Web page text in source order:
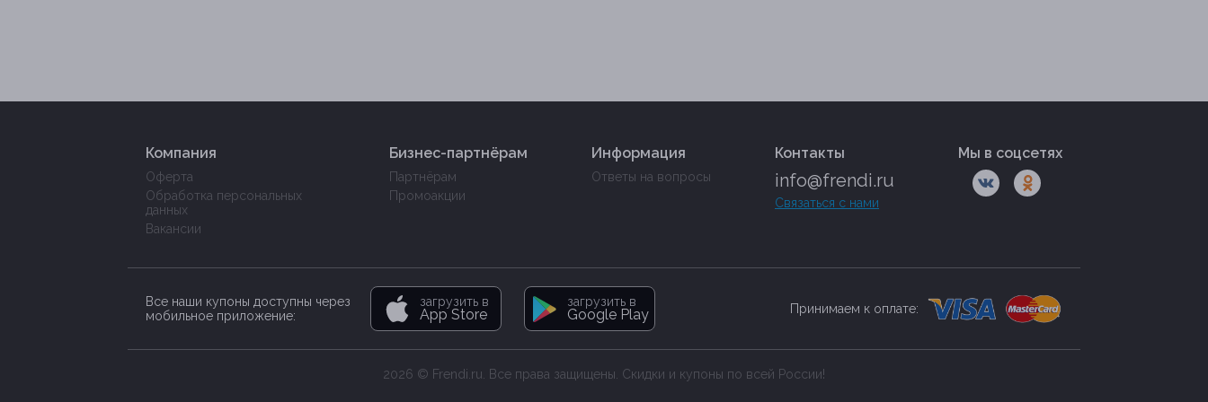
Компания
Оферта
Обработка персональных
данных
Вакансии
Бизнес-партнёрам
Партнёрам
Промоакции
Информация
Ответы на вопросы
Контакты
info@frendi.ru
Связаться с нами
Мы в соцсетях
Все наши купоны доступны через
мобильное приложение:
загрузить в
App Store
загрузить в
Google Play Принимаем к оплате:
2026 © Frendi.ru. Все права защищены. Скидки и купоны по всей России!